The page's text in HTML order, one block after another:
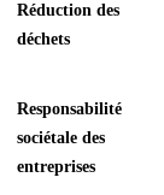
Réduction des
déchets
Responsabilité
sociétale des
entreprises